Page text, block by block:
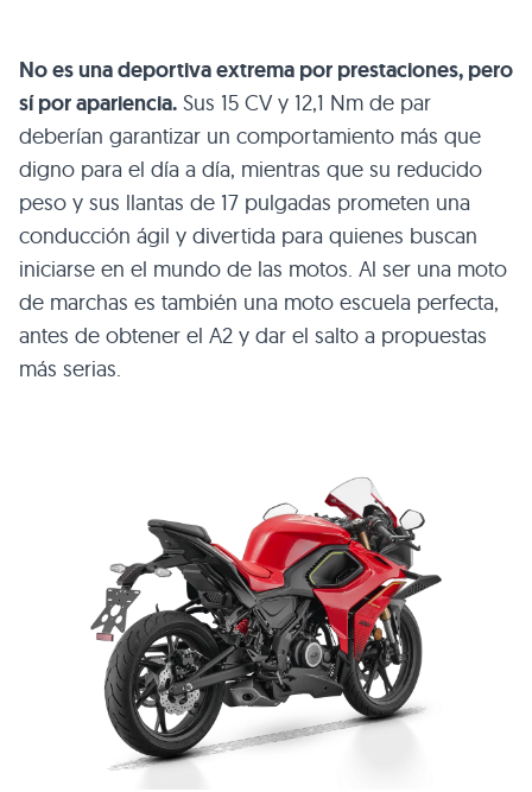
No es una deportiva extrema por prestaciones, pero
sí por apariencia. Sus 15 CV y 12,1 Nm de par
deberían garantizar un comportamiento más que
digno para el día a día, mientras que su reducido
peso y sus llantas de 17 pulgadas prometen una
conducción ágil y divertida para quienes buscan
iniciarse en el mundo de las motos. Al ser una moto
de marchas es también una moto escuela perfecta,
antes de obtener el A2 y dar el salto a propuestas
más serias.